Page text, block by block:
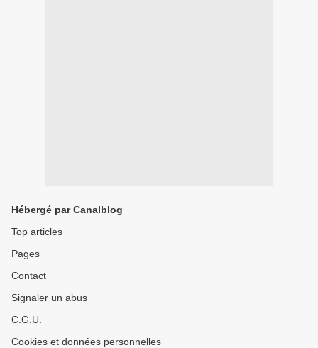
Hébergé par Canalblog
Top articles
Pages
Contact
Signaler un abus
C.G.U.
Cookies et données personnelles